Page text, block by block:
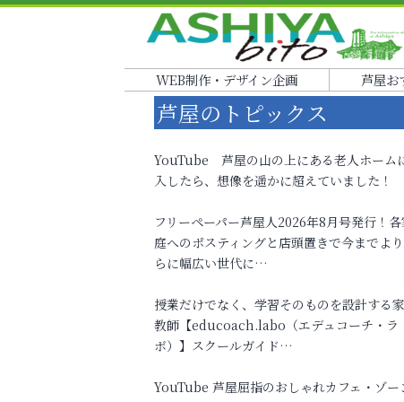
WEB制作・デザイン企画 芦屋お
芦屋のトピックス
YouTube 芦屋の山の上にある老人ホーム
入したら、想像を遥かに超えていました！
フリーペーパー芦屋人2026年8月号発行！各
庭へのポスティングと店頭置きで今までよ
らに幅広い世代に…
授業だけでなく、学習そのものを設計する
教師【educoach.labo（エデュコーチ・ラ
ボ）】スクールガイド…
YouTube 芦屋屈指のおしゃれカフェ・ゾー